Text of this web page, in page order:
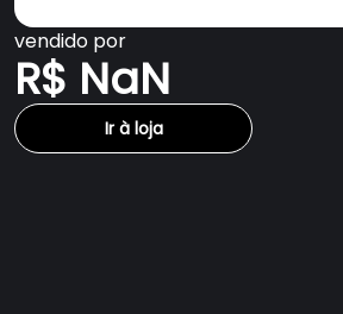
vendido por
R$ NaN
Ir à loja